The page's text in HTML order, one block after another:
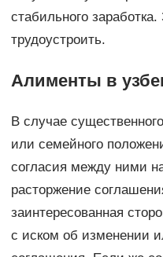
стабильного
трудоустроить.
Алименты в
В случае
или семейного
согласия между ними
расторжение
заинтересованная
с иском об изменении